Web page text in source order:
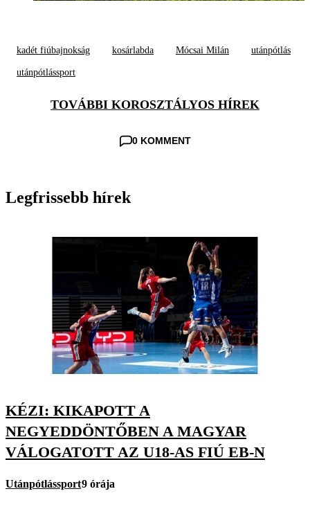
kadét fiúbajnokság kosárlabda Mócsai Milán utánpótlás
utánpótlássport
TOVÁBBI KOROSZTÁLYOS HÍREK
0 KOMMENT
Legfrissebb hírek
KÉZI: KIKAPOTT A
NEGYEDDÖNTŐBEN A MAGYAR
VÁLOGATOTT AZ U18-AS FIÚ EB-N
Utánpótlássport9 órája